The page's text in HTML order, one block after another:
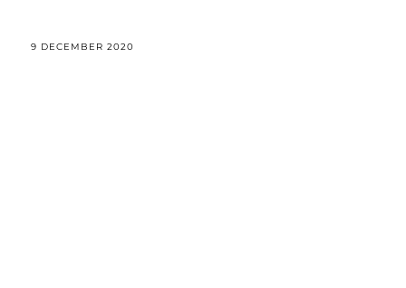
9 DECEMBER 2020